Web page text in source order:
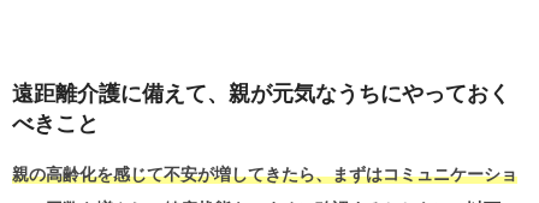
遠距離介護に備えて、親が元気なうちにやっておく
べきこと
親の高齢化を感じて不安が増してきたら、まずはコミュニケーショ